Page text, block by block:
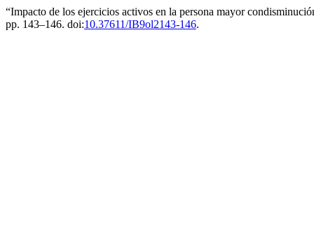
“Impacto de los ejercicios activos en la persona mayor
pp. 143–146. doi:10.37611/IB9ol2143-146.